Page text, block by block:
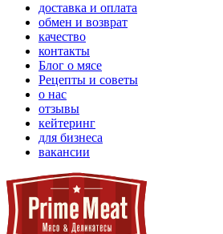
доставка и оплата
обмен и возврат
качество
контакты
Блог о мясе
Рецепты и советы
о нас
отзывы
кейтеринг
для бизнеса
вакансии